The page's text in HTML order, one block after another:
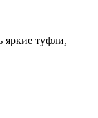
яркие туфли,